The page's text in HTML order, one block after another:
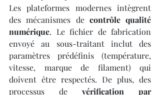
Les plateformes modernes intègrent
des mécanismes de contrôle qualité
numérique. Le fichier de fabrication
envoyé au sous-traitant inclut des
paramètres prédéfinis (température,
vitesse, marque de filament) qui
doivent être respectés. De plus, des
processus de vérification par